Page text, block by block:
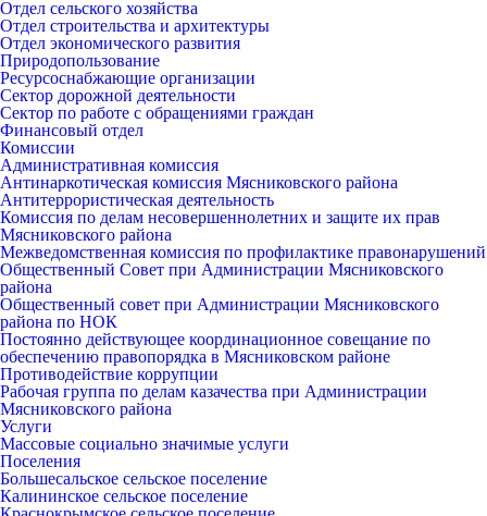
Отдел сельского хозяйства
Отдел строительства и архитектуры
Отдел экономического развития
Природопользование
Ресурсоснабжающие организации
Сектор дорожной деятельности
Сектор по работе с обращениями граждан
Финансовый отдел
Комиссии
Административная комиссия
Антинаркотическая комиссия Мясниковского района
Антитеррористическая деятельность
Комиссия по делам несовершеннолетних и защите их прав
Мясниковского района
Межведомственная комиссия по профилактике правонарушений
Общественный Совет при Администрации Мясниковского
района
Общественный совет при Администрации Мясниковского
района по НОК
Постоянно действующее координационное совещание по
обеспечению правопорядка в Мясниковском районе
Противодействие коррупции
Рабочая группа по делам казачества при Администрации
Мясниковского района
Услуги
Массовые социально значимые услуги
Поселения
Большесальское сельское поселение
Калининское сельское поселение